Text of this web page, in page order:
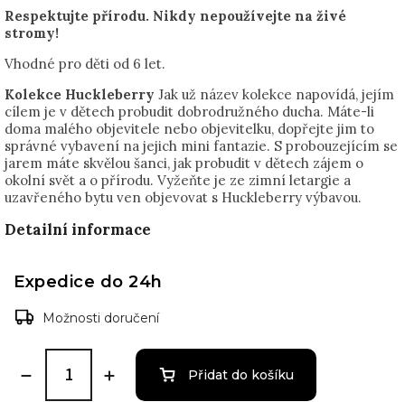
Respektujte přírodu. Nikdy nepoužívejte na živé
stromy!
Vhodné pro děti od 6 let.
Kolekce Huckleberry Jak už název kolekce napovídá, jejím
cílem je v dětech probudit dobrodružného ducha. Máte-li
doma malého objevitele nebo objevitelku, dopřejte jim to
správné vybavení na jejich mini fantazie. S probouzejícím se
jarem máte skvělou šanci, jak probudit v dětech zájem o
okolní svět a o přírodu. Vyžeňte je ze zimní letargie a
uzavřeného bytu ven objevovat s Huckleberry výbavou.
Detailní informace
Expedice do 24h
Možnosti doručení
Přidat do košíku